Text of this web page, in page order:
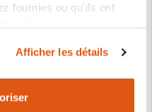
fournies ou qu'ils ont
vos données
S.L. (CIF :
Afficher les détails
temps réel.